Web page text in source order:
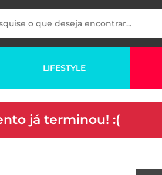
LIFESTYLE
já terminou! :(